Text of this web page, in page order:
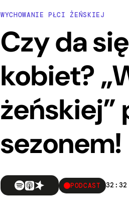
WYCHOWANIE PŁCI ŻEŃSKIEJ
Czy da
kobiet?
żeńskiej”
sezonem!
PODCAST 32:32